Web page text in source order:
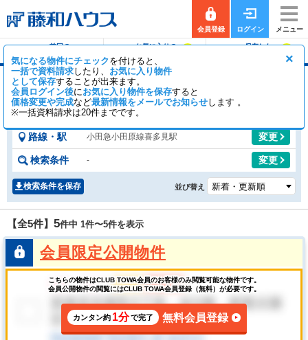
会員登録 ログイン メニュー
前回の
お気に入りの
保存した
×
気になる物件にチェックを付けると、
一括で資料請求したり、 お気に入り物件
として保存することが出来ます。
会員ログイン後にお気に入り物件を保存すると
価格変更や完成など最新情報をメールでお知らせします 。
※一括資料請求は20件までです。
喜多見駅のマンション
【全5件】 一般公開 1件 会員公開 4 件
路線・駅 小田急小田原線喜多見駅 変更
検索条件 - 変更
検索条件を保存 並び替え
【全5件】 5件中 1件〜5件を表示
会員限定公開物件
こちらの物件はCLUB TOWA会員のお客様のみ閲覧可能な物件です。
会員公開物件の閲覧にはCLUB TOWA会員登録（無料）が必要です。
カンタン約 1分で完了 無料会員登録